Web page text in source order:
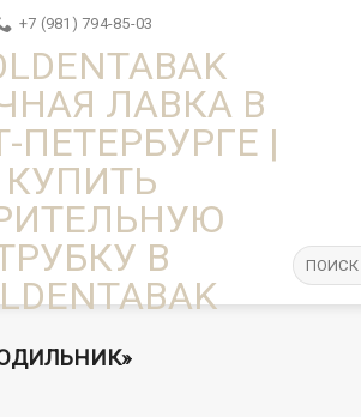
+7 (981) 794-85-03